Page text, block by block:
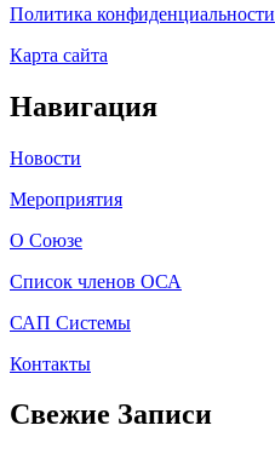
Политика конфиденциальности
Карта сайта
Навигация
Новости
Мероприятия
О Союзе
Список членов ОСА
САП Системы
Контакты
Свежие Записи